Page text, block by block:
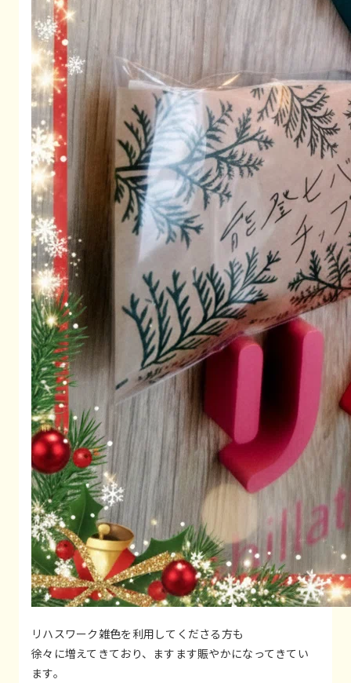
リハスワーク雑色を利用してくださる方も
徐々に増えてきており、ますます賑やかになってきてい
ます。